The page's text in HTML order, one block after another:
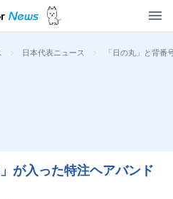
> 日本代表ニュース > 「日の丸」と背
が入った特注ヘアバンド